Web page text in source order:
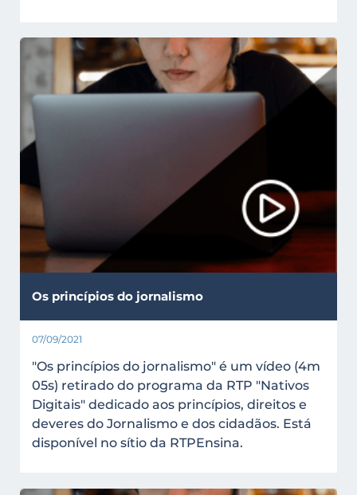
Géneros jornalísticos Globalização
História dos media Inteligência Artificial
Interesse público Intervenção
Literacia Mediática
Mensagens instantâneas Negócio dos media
Participação
Produção de conteúdos
Profissionais dos media Proteção de dados
Proteção hardware
Publicidade Públicos e audiências
Os princípios do jornalismo
07/09/2021
"Os princípios do jornalismo" é um vídeo (4m
05s) retirado do programa da RTP "Nativos
Digitais" dedicado aos princípios, direitos e
deveres do Jornalismo e dos cidadãos. Está
disponível no sítio da RTPEnsina.